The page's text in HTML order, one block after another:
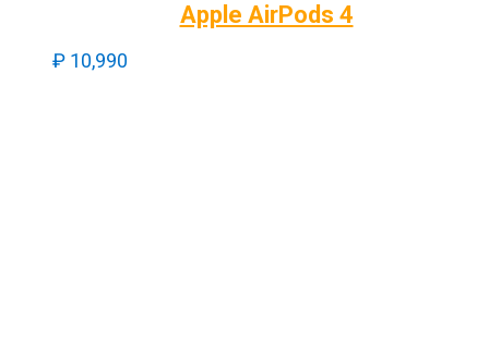
Apple AirPods 4
₽ 10,990